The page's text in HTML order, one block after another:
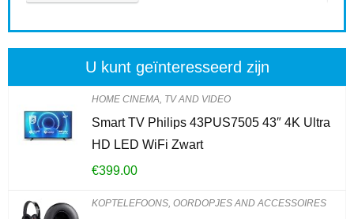
U kunt geïnteresseerd zijn
HOME CINEMA, TV AND VIDEO
Smart TV Philips 43PUS7505 43″ 4K Ultra
HD LED WiFi Zwart
€399.00
KOPTELEFOONS, OORDOPJES AND ACCESSOIRES